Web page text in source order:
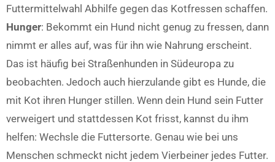
Futtermittelwahl Abhilfe gegen das Kotfressen schaffen.
Hunger: Bekommt ein Hund nicht genug zu fressen, dann
nimmt er alles auf, was für ihn wie Nahrung erscheint.
Das ist häufig bei Straßenhunden in Südeuropa zu
beobachten. Jedoch auch hierzulande gibt es Hunde, die
mit Kot ihren Hunger stillen. Wenn dein Hund sein Futter
verweigert und stattdessen Kot frisst, kannst du ihm
helfen: Wechsle die Futtersorte. Genau wie bei uns
Menschen schmeckt nicht jedem Vierbeiner jedes Futter.